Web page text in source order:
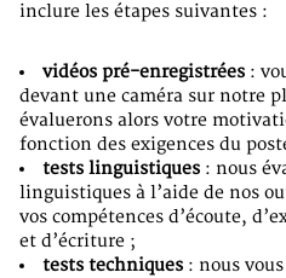
inclure les étapes suivantes :
vidéos pré-enregistrées :
devant une caméra sur notre
évaluerons alors votre
fonction des exigences du
tests linguistiques : nous
linguistiques à l’aide de nos
vos compétences d’écoute,
et d’écriture ;
tests techniques : nous